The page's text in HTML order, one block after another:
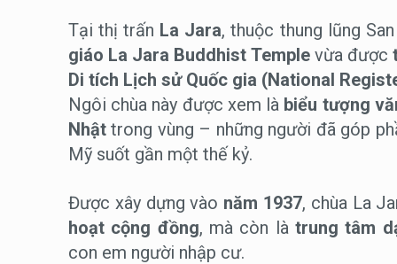
Tại thị trấn La Jara, thuộc thung lũng
giáo La Jara Buddhist Templevừa được
Di tích Lịch sử Quốc gia (National
Ngôi chùa này được xem là biểu tượng
Nhật trong vùng – những người đã góp
Mỹ suốt gần một thế kỷ.
Được xây dựng vào năm 1937, chùa La
hoạt cộng đồng, mà còn làtrung tâm
con em người nhập cư.